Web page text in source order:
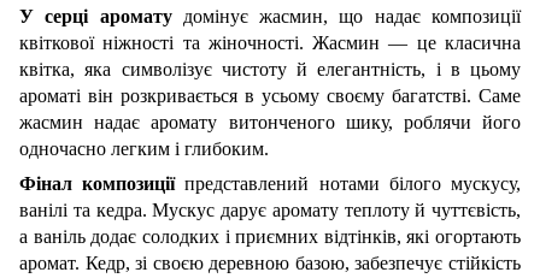
У серці ароматудомінує жасмин, що надає композиції
квіткової ніжності та жіночності. Жасмин — це класична
квітка, яка символізує чистоту й елегантність, і в цьому
ароматі він розкривається в усьому своєму багатстві. Саме
жасмин надає аромату витонченого шику, роблячи його
одночасно легким і глибоким.
Фінал композиціїпредставлений нотами білого мускусу,
ванілі та кедра. Мускус дарує аромату теплоту й чуттєвість,
а ваніль додає солодких і приємних відтінків, які огортають
аромат. Кедр, зі своєю деревною базою, забезпечує стійкість